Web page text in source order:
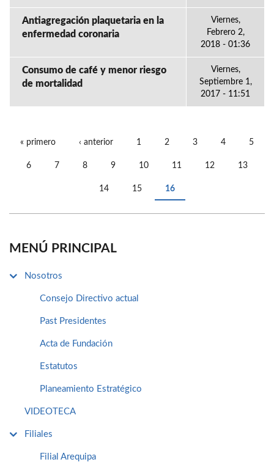
Antiagregación plaquetaria en la
enfermedad coronaria
Viernes,
Febrero 2,
2018 - 01:36
Consumo de café y menor riesgo
de mortalidad
Viernes,
Septiembre 1,
2017 - 11:51
« primero ‹ anterior 1 2 3 4 5
6 7 8 9 10 11 12 13
14 15 16
MENÚ PRINCIPAL
Nosotros
Consejo Directivo actual
Past Presidentes
Acta de Fundación
Estatutos
Planeamiento Estratégico
VIDEOTECA
Filiales
Filial Arequipa